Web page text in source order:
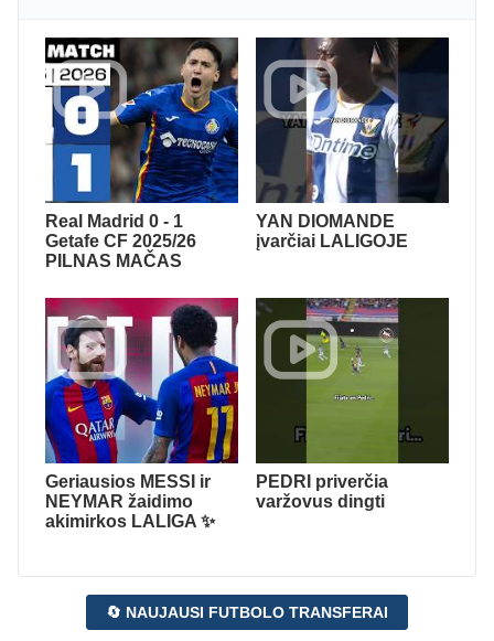
Real Madrid 0 - 1
Getafe CF 2025/26
PILNAS MAČAS
YAN DIOMANDE
įvarčiai LALIGOJE
Geriausios MESSI ir
NEYMAR žaidimo
akimirkos LALIGA ✨
PEDRI priverčia
varžovus dingti
🔄 NAUJAUSI FUTBOLO TRANSFERAI